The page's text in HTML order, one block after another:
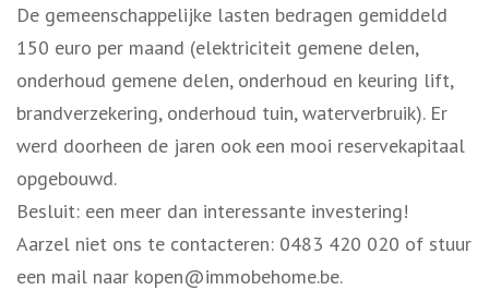
De gemeenschappelijke lasten bedragen gemiddeld
150 euro per maand (elektriciteit gemene delen,
onderhoud gemene delen, onderhoud en keuring lift,
brandverzekering, onderhoud tuin, waterverbruik). Er
werd doorheen de jaren ook een mooi reservekapitaal
opgebouwd.
Besluit: een meer dan interessante investering!
Aarzel niet ons te contacteren: 0483 420 020 of stuur
een mail naar kopen@immobehome.be.